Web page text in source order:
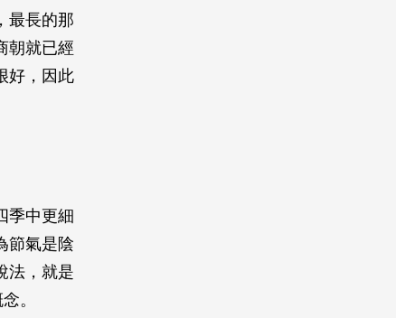
最長的那
朝就已經
好，因此
季中更細
節氣是陰
法，就是
。